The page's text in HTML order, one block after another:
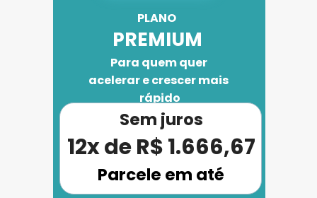
PLANO
PREMIUM
Para quem quer
acelerar e crescer mais
rápido
Parcele em até
12x de R$ 1.666,67
Sem juros